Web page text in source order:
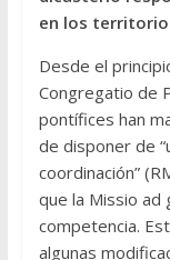
en los
Desde el
Congregatio de
pontífices han
de disponer de
coordinación”
que la Missio
competencia.
algunas